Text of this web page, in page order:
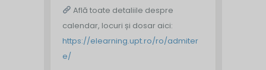
Află toate detaliile despre
calendar, locuri și dosar aici:
https://elearning.upt.ro/ro/admiter
e/